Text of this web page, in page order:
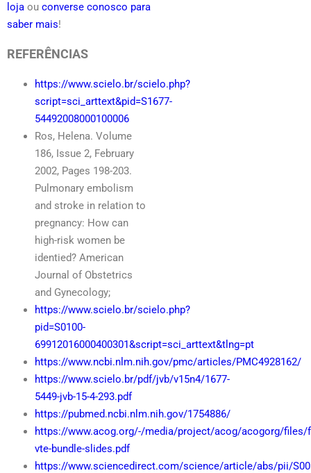
loja ou converse conosco para
saber mais!
REFERÊNCIAS
https://www.scielo.br/scielo.php?
script=sci_arttext&pid=S1677-
54492008000100006
Ros, Helena. Volume
186, Issue 2, February
2002, Pages 198-203.
Pulmonary embolism
and stroke in relation to
pregnancy: How can
high-risk women be
identied? American
Journal of Obstetrics
and Gynecology;
https://www.scielo.br/scielo.php?
pid=S0100-
69912016000400301&script=sci_arttext&tlng=pt
https://www.ncbi.nlm.nih.gov/pmc/articles/PMC4928162/
https://www.scielo.br/pdf/jvb/v15n4/1677-
5449-jvb-15-4-293.pdf
https://pubmed.ncbi.nlm.nih.gov/1754886/
https://www.acog.org/-/media/project/acog/acogorg/
vte-bundle-slides.pdf
https://www.sciencedirect.com/science/article/abs/pii/